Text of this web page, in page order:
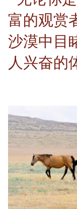
富的观
沙漠中目
人兴奋的